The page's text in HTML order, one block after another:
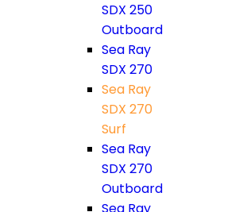
SDX 250
Outboard
Sea Ray
SDX 270
Sea Ray
SDX 270
Surf
Sea Ray
SDX 270
Outboard